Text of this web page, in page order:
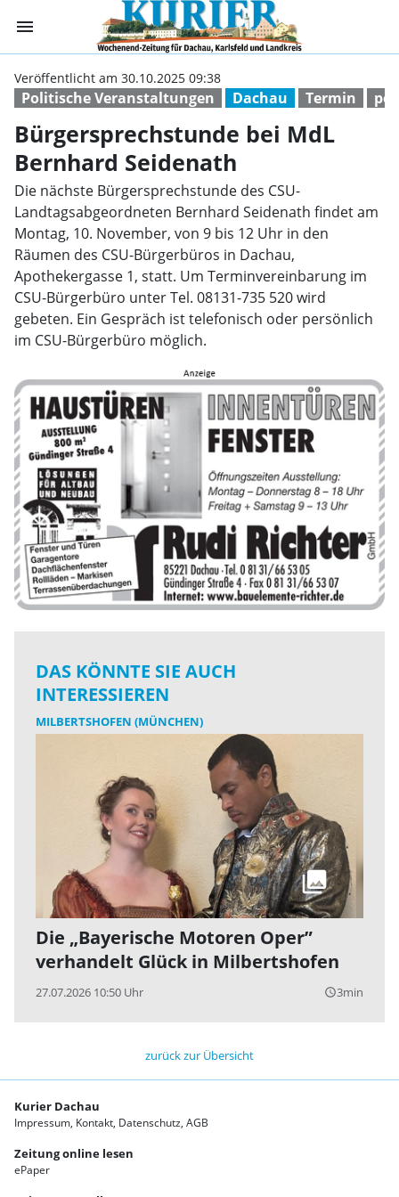
menu
Politische Veranstaltungen Dachau Termin
Veröffentlicht am 30.10.2025 09:38
Bürgersprechstunde bei MdL
Bernhard Seidenath
Die nächste Bürgersprechstunde des CSU-
Landtagsabgeordneten Bernhard Seidenath findet am
Montag, 10. November, von 9 bis 12 Uhr in den
Räumen des CSU-Bürgerbüros in Dachau,
Apothekergasse 1, statt. Um Terminvereinbarung im
CSU-Bürgerbüro unter Tel. 08131-735 520 wird
gebeten. Ein Gespräch ist telefonisch oder persönlich
im CSU-Bürgerbüro möglich.
DAS KÖNNTE SIE AUCH
INTERESSIEREN
MILBERTSHOFEN (MÜNCHEN)
Die „Bayerische Motoren Oper”
verhandelt Glück in Milbertshofen
27.07.2026 10:50 Uhr query_builder3min
zurück zur Übersicht
Kurier Dachau
Impressum Kontakt Datenschutz AGB
Zeitung online lesen
ePaper